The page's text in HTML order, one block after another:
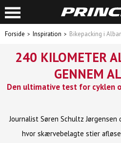
Forside Inspiration Bikepacking i
240 KILOMETER
GENNEM
Den ultimative test for cyklen
Journalist Søren Schultz
hvor skærvebelagte stier